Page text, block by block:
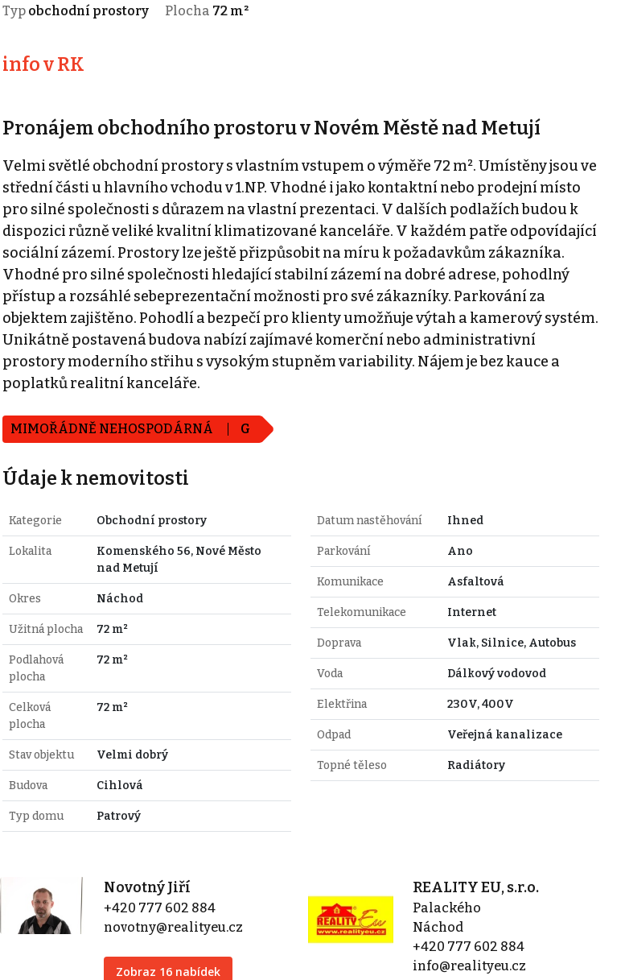
Typ obchodní prostory Plocha 72 m²
info v RK
Pronájem obchodního prostoru v Novém Městě nad Metují
Velmi světlé obchodní prostory s vlastním vstupem o výměře 72 m². Umístěny jsou ve
střední části u hlavního vchodu v 1.NP. Vhodné i jako kontaktní nebo prodejní místo
pro silné společnosti s důrazem na vlastní prezentaci. V dalších podlažích budou k
dispozici různě veliké kvalitní klimatizované kanceláře. V každém patře odpovídající
sociální zázemí. Prostory lze ještě přizpůsobit na míru k požadavkům zákazníka.
Vhodné pro silné společnosti hledající stabilní zázemí na dobré adrese, pohodlný
přístup a rozsáhlé sebeprezentační možnosti pro své zákazníky. Parkování za
objektem zajištěno. Pohodlí a bezpečí pro klienty umožňuje výtah a kamerový systém.
Unikátně postavená budova nabízí zajímavé komerční nebo administrativní
prostory moderního střihu s vysokým stupněm variability. Nájem je bez kauce a
poplatků realitní kanceláře.
MIMOŘÁDNĚ NEHOSPODÁRNÁ G
Údaje k nemovitosti
Kategorie Obchodní prostory
Lokalita
Komenského 56, Nové Město
nad Metují
Okres Náchod
Užitná plocha 72 m²
Podlahová
plocha
72 m²
Celková
plocha
72 m²
Stav objektu Velmi dobrý
Budova Cihlová
Typ domu Patrový
Datum nastěhování Ihned
Parkování Ano
Komunikace Asfaltová
Telekomunikace Internet
Doprava Vlak, Silnice, Autobus
Voda Dálkový vodovod
Elektřina 230V, 400V
Odpad Veřejná kanalizace
Topné těleso Radiátory
Novotný Jiří
+420 777 602 884
novotny@realityeu.cz
Zobraz 16 nabídek
REALITY EU, s.r.o.
Palackého
Náchod
+420 777 602 884
info@realityeu.cz